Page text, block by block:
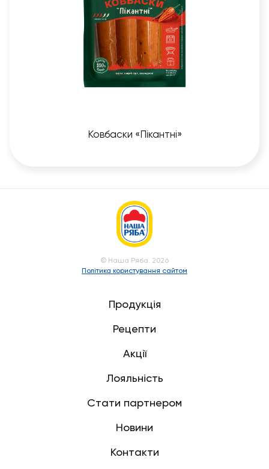
Ковбаски «Пікантні»
© Наша Ряба. 2026
Політика користування сайтом
Продукція
Рецепти
Акції
Лояльність
Стати партнером
Новини
Контакти